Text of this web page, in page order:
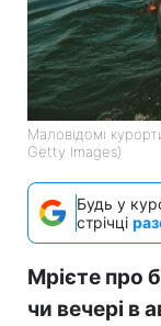
Маловідомі
Getty Images)
Будь у
стрічці
Мрієте про
чи вечері в